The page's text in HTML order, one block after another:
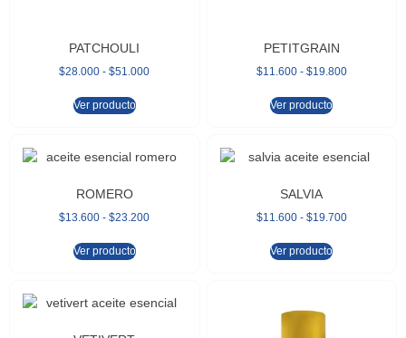
PATCHOULI
$28.000 - $51.000
Ver producto
PETITGRAIN
$11.600 - $19.800
Ver producto
ROMERO
$13.600 - $23.200
Ver producto
SALVIA
$11.600 - $19.700
Ver producto